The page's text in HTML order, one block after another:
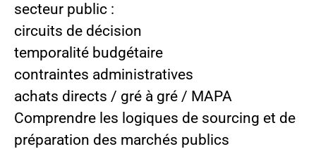
secteur public :
circuits de décision
temporalité budgétaire
contraintes administratives
achats directs / gré à gré / MAPA
Comprendre les logiques de sourcing et de
préparation des marchés publics